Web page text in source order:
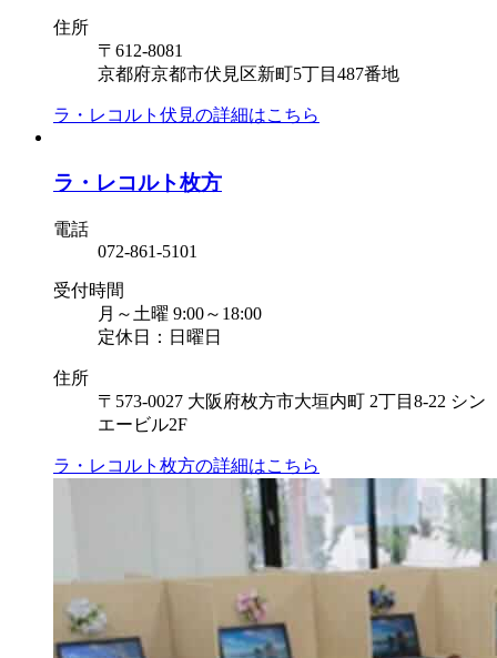
住所
〒612-8081
京都府京都市伏見区新町5丁目487番地
ラ・レコルト伏見の詳細はこちら
ラ・レコルト枚方
電話
072-861-5101
受付時間
月～土曜 9:00～18:00
定休日：日曜日
住所
〒573-0027 大阪府枚方市大垣内町 2丁目8-22 シン
エービル2F
ラ・レコルト枚方の詳細はこちら